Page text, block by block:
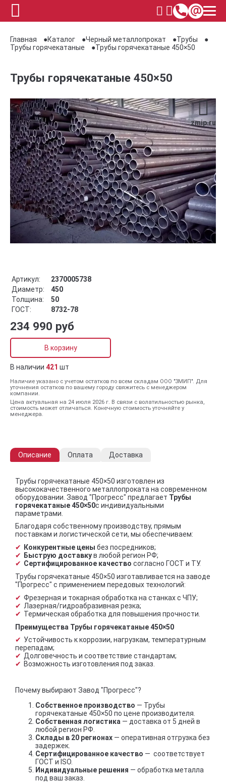
Главная Каталог Черный металлопрокат
Трубы
Трубы горячекатаные
Трубы горячекатаные 450×50
Трубы горячекатаные 450×50
zmip.ru
Артикул:
2370005738
Диаметр:
450
Толщина:
50
ГОСТ:
8732-78
234 990 руб
В корзину
В наличии 421 шт
Наличие указано с учетом остатков по всем складам ООО "ЗМИП". Для
уточнения остатков по вашему городу свяжитесь с менеджером
компании.
Цена актуальная на 24 июля 2026 г. В связи с волатильностью рынка,
стоимость может отличаться. Конечную стоимость уточняйте у
менеджера.
Описание Оплата Доставка
Трубы горячекатаные 450×50 изготовлен из
высококачественного металлопроката на современном
оборудовании. Завод "Прогресс" предлагает Трубы
горячекатаные 450×50с индивидуальными
параметрами.
Благодаря собственному производству, прямым
поставкам и логистической сети, мы обеспечиваем:
Конкурентные цены без посредников;
Быструю доставкув любой регион РФ;
Сертифицированное качество согласно ГОСТ и ТУ.
Трубы горячекатаные 450×50 изготавливается на заводе
"Прогресс" с применением передовых технологий:
Фрезерная и токарная обработка на станках с ЧПУ;
Лазерная/гидроабразивная резка;
Термическая обработка для повышения прочности.
Преимущества Трубы горячекатаные 450×50
Устойчивость к коррозии, нагрузкам, температурным
перепадам;
Долговечность и соответствие стандартам;
Возможность изготовления под заказ.
Почему выбирают Завод "Прогресс"?
Собственное производство — Трубы
горячекатаные 450×50 по цене производителя.
Собственная логистика — доставка от 5 дней в
любой регион РФ.
Склады в 20 регионах — оперативная отгрузка без
задержек.
Сертифицированное качество — соответствует
ГОСТ и ISO.
Индивидуальные решения — обработка металла
под ваш заказ.